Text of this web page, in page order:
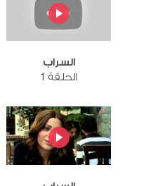
السراب
الحلقة 1